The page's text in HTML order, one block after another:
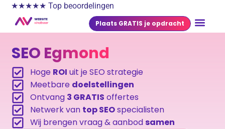
★★★★★ Top beoordelingen
Plaats GRATIS je opdracht
SEO Egmond
Hoge ROI uit je SEO strategie
Meetbare doelstellingen
Ontvang 3 GRATIS offertes
Netwerk van top SEOspecialisten
Wij brengen vraag & aanbod samen